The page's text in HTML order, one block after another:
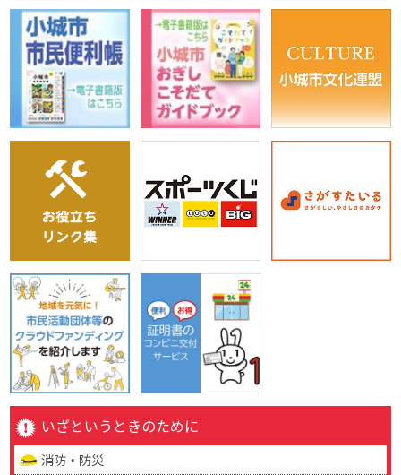
いざというときのために
消防・防災